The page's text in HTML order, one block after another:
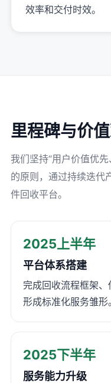
效率和交付时效。
里程碑与价
我们坚持“用户价值优
的原则，通过持续迭代
件回收平台。
2025上半年
平台体系搭建
完成回收流程框架、
形成标准化服务雏形。
2025下半年
服务能力升级